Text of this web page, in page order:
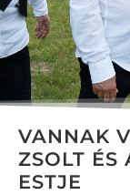
VANNAK
ZSOLT ÉS
ESTJE